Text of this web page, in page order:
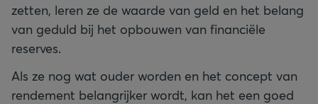
zetten, leren ze de waarde van geld en het belang
van geduld bij het opbouwen van financiële
reserves.
Als ze nog wat ouder worden en het concept van
rendement belangrijker wordt, kan het een goed